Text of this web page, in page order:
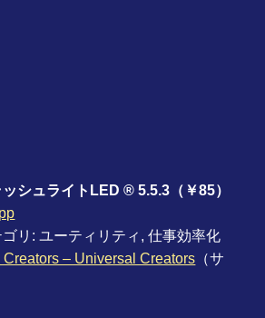
ッシュライトLED ® 5.5.3（￥85）
ゴリ: ユーティリティ, 仕事効率化
– Universal Creators （サ